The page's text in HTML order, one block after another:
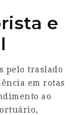
e
pelo traslado
em rotas
ao